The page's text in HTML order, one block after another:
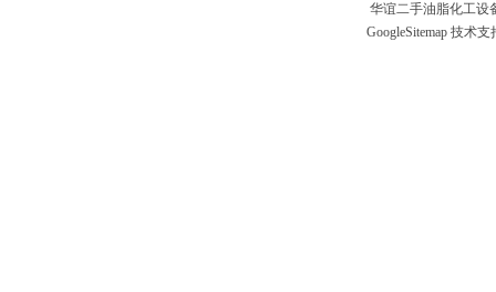
华谊二手油脂化工设
GoogleSitemap 技术支